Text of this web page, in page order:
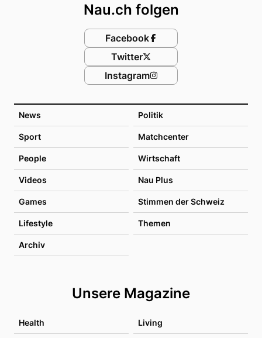
News Politik
Sport Matchcenter
People Wirtschaft
Videos Nau Plus
Games Stimmen der Schweiz
Lifestyle Themen
Archiv
Unsere Magazine
Health Living
Nau.ch folgen
Facebook
Twitter
Instagram